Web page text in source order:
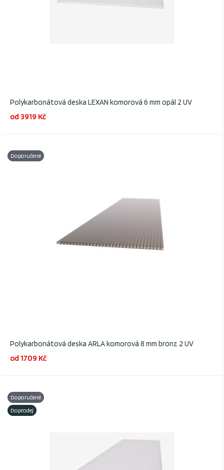
Polykarbonátová deska LEXAN komorová 6 mm opál 2 UV
od 3919 Kč
Doporučené
Polykarbonátová deska ARLA komorová 8 mm bronz 2 UV
od 1709 Kč
Doporučené
Doprodej